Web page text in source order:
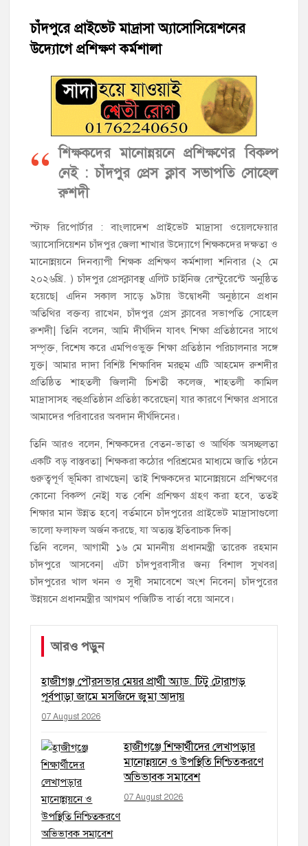
হাজীগঞ্জের রাজারগাঁও উবিতে জুলাই গণঅভ্যুত্থান দিবস পালন
হাজীগঞ্জ সরকারি মডেল পাইলট হাই স্কুল অ্যান্ড কলেজে ‘জুলাই
‘জনগণের ভোটে নির্বাচিত হয়ে ফরিদগঞ্জের উন্নয়নে কাজ করছি’ :
আলহাজ্ব এমএ হান্নান এমপি
নৌ পুলিশ ফাঁড়ির নাকের ডগায় কারেন্ট জালের দাপট, মতলবে প্রকাশ্যে
নিষিদ্ধ জাল মেরামত ও মাছ শিকার
মতলব উত্তরে সোনালী লাইফ ইন্সুইরেন্স কোম্পানী লিমিটেডের মরণোত্তর
চেক বিতরণ
চাঁদপুরে প্রাইভেট মাদ্রাসা অ্যাসোসিয়েশনের
উদ্যোগে প্রশিক্ষণ কর্মশালা
শিক্ষকদের মানোন্নয়নে প্রশিক্ষণের বিকল্প
নেই : চাঁদপুর প্রেস ক্লাব সভাপতি সোহেল
রুশদী
স্টাফ রিপোর্টার : বাংলাদেশ প্রাইভেট মাদ্রাসা ওয়েলফেয়ার
অ্যাসোসিয়েশন চাঁদপুর জেলা শাখার উদ্যোগে শিক্ষকদের দক্ষতা ও
মানোন্নয়নে দিনব্যাপী শিক্ষক প্রশিক্ষণ কর্মশালা শনিবার (২ মে
২০২৬খ্রি. ) চাঁদপুর প্রেসক্লাবস্থ এলিট চাইনিজ রেস্টুরেন্টে অনুষ্ঠিত
হয়েছে| এদিন সকাল সাড়ে ৯টায় উদ্বোধনী অনুষ্ঠানে প্রধান
অতিথির বক্তব্য রাখেন, চাঁদপুর প্রেস ক্লাবের সভাপতি সোহেল
রুশদী| তিনি বলেন, আমি দীর্ঘদিন যাবৎ শিক্ষা প্রতিষ্ঠানের সাথে
সম্পৃক্ত, বিশেষ করে এমপিওভুক্ত শিক্ষা প্রতিষ্ঠান পরিচালনার সঙ্গে
যুক্ত| আমার দাদা বিশিষ্ট শিক্ষাবিদ মরহুম এটি আহমেদ রুশদীর
প্রতিষ্ঠিত শাহতলী জিলানী চিশতী কলেজ, শাহতলী কামিল
মাদ্রাসাসহ বহুপ্রতিষ্ঠান প্রতিষ্ঠা করেছেন| যার কারণে শিক্ষার প্রসারে
আমাদের পরিবারের অবদান দীর্ঘদিনের।
তিনি আরও বলেন, শিক্ষকদের বেতন-ভাতা ও আর্থিক অসচ্ছলতা
একটি বড় বাস্তবতা| শিক্ষকরা কঠোর পরিশ্রমের মাধ্যমে জাতি গঠনে
গুরুত্বপূর্ণ ভূমিকা রাখছেন| তাই শিক্ষকদের মানোন্নয়নে প্রশিক্ষণের
কোনো বিকল্প নেই| যত বেশি প্রশিক্ষণ গ্রহণ করা হবে, ততই
শিক্ষার মান উন্নত হবে| বর্তমানে চাঁদপুরের প্রাইভেট মাদ্রাসাগুলো
ভালো ফলাফল অর্জন করছে, যা অত্যন্ত ইতিবাচক দিক|
তিনি বলেন, আগামী ১৬ মে মাননীয় প্রধানমন্ত্রী তারেক রহমান
চাঁদপুরে আসবেন| এটা চাঁদপুরবাসীর জন্য বিশাল সুখবর|
চাঁদপুরের খাল খনন ও সুধী সমাবেশে অংশ নিবেন| চাঁদপুরের
উন্নয়নে প্রধানমন্ত্রীর আগমণ পজিটিভ বার্তা বয়ে আনবে।
আরও পড়ুন
হাজীগঞ্জ পৌরসভার মেয়র প্রার্থী অ্যাড. টিটু টোরাগড়
পূর্বপাড়া জামে মসজিদে জুমা আদায়
07 August 2026
হাজীগঞ্জে শিক্ষার্থীদের লেখাপড়ার
মানোন্নয়নে ও উপস্থিতি নিশ্চিতকরণে
অভিভাবক সমাবেশ
07 August 2026